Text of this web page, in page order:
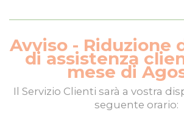
Avviso - Riduzione
di assistenza
mese di
Il Servizio Clienti sarà a vostra
seguente orario: